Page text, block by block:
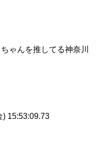
ゃんを推してる神奈川
) 15:53:09.73